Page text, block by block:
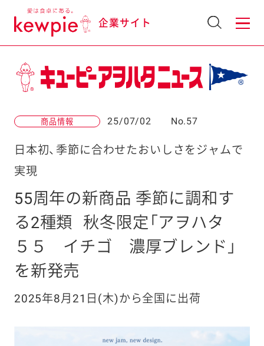
企業サイト
商品情報 25/07/02 No.57
日本初、季節に合わせたおいしさをジャムで
実現
55周年の新商品 季節に調和す
る2種類
秋冬限定「アヲハタ
５５ イチゴ 濃厚ブレンド」
を新発売
2025年8月21日(木)から全国に出荷